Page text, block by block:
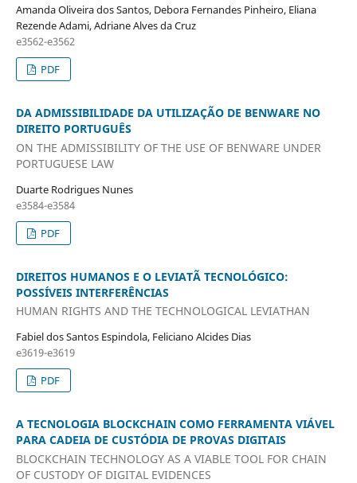
Amanda Oliveira dos Santos, Debora Fernandes Pinheiro, Eliana
Rezende Adami, Adriane Alves da Cruz
e3562-e3562
PDF
DA ADMISSIBILIDADE DA UTILIZAÇÃO DE BENWARE NO
DIREITO PORTUGUÊS
ON THE ADMISSIBILITY OF THE USE OF BENWARE UNDER
PORTUGUESE LAW
Duarte Rodrigues Nunes
e3584-e3584
PDF
DIREITOS HUMANOS E O LEVIATÃ TECNOLÓGICO:
POSSÍVEIS INTERFERÊNCIAS
HUMAN RIGHTS AND THE TECHNOLOGICAL LEVIATHAN
Fabiel dos Santos Espindola, Feliciano Alcides Dias
e3619-e3619
PDF
A TECNOLOGIA BLOCKCHAIN COMO FERRAMENTA VIÁVEL
PARA CADEIA DE CUSTÓDIA DE PROVAS DIGITAIS
BLOCKCHAIN TECHNOLOGY AS A VIABLE TOOL FOR CHAIN
OF CUSTODY OF DIGITAL EVIDENCES